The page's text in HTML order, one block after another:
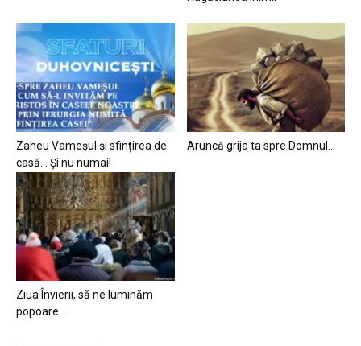
Zaheu Vameșul și sfințirea de
casă… Și nu numai!
Aruncă grija ta spre Domnul…
Ziua Învierii, să ne luminăm
popoare…